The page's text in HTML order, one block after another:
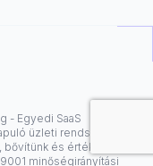
- Egyedi SaaS
üzleti rendszereket
és értékesítünk
minőségirányítási